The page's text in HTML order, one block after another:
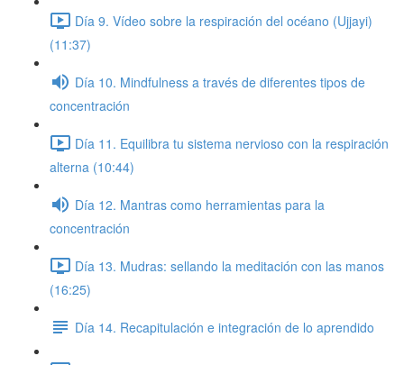
Día 9. Vídeo sobre la respiración del océano (Ujjayi)
(11:37)
Día 10. Mindfulness a través de diferentes tipos de
concentración
Día 11. Equilibra tu sistema nervioso con la respiración
alterna (10:44)
Día 12. Mantras como herramientas para la
concentración
Día 13. Mudras: sellando la meditación con las manos
(16:25)
Día 14. Recapitulación e integración de lo aprendido